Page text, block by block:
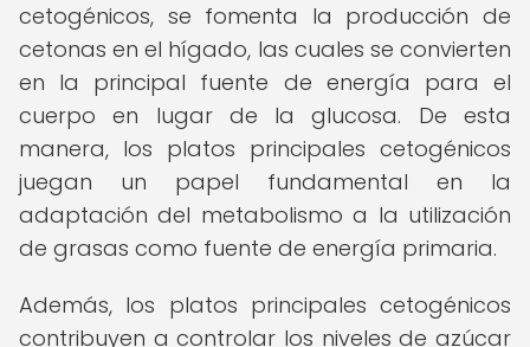
cetogénicos, se fomenta la producción de
cetonas en el hígado, las cuales se convierten
en la principal fuente de energía para el
cuerpo en lugar de la glucosa. De esta
manera, los platos principales cetogénicos
juegan un papel fundamental en la
adaptación del metabolismo a la utilización
de grasas como fuente de energía primaria.
Además, los platos principales cetogénicos
contribuyen a controlar los niveles de azúcar